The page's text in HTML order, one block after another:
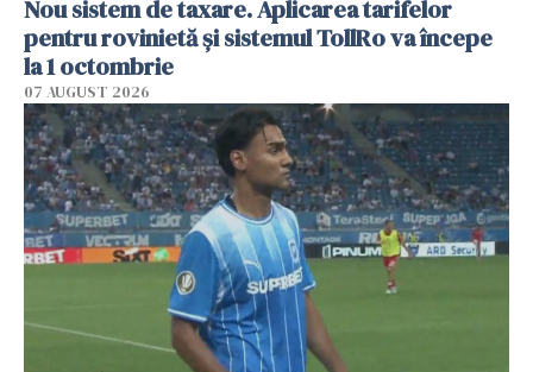
Nou sistem de taxare. Aplicarea tarifelor
pentru rovinietă şi sistemul TollRo va începe
la 1 octombrie
07 AUGUST 2026